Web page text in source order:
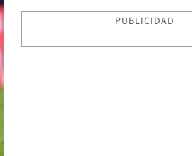
PUBLICIDAD